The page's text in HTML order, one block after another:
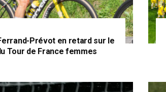
Prévot en retard sur le
Tour de France femmes